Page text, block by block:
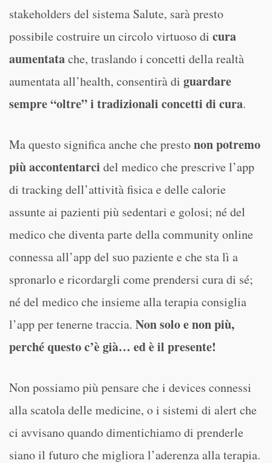
stakeholders del sistema Salute, sarà presto
possibile costruire un circolo virtuoso di cura
aumentatache, traslando i concetti della realtà
aumentata all’health, consentirà di guardare
sempre “oltre” i tradizionali concetti di cura.
Ma questo significa anche che prestonon potremo
più accontentarci del medico che prescrive l’app
di tracking dell’attività fisica e delle calorie
assunte ai pazienti più sedentari e golosi; né del
medico che diventa parte della community online
connessa all’app del suo paziente e che sta lì a
spronarlo e ricordargli come prendersi cura di sé;
né del medico che insieme alla terapia consiglia
l’app per tenerne traccia. Non solo e non più,
perché questo c’è già… ed è il presente!
Non possiamo più pensare che i devices connessi
alla scatola delle medicine, o i sistemi di alert che
ci avvisano quando dimentichiamo di prenderle
siano il futuro che migliora l’aderenza alla terapia.